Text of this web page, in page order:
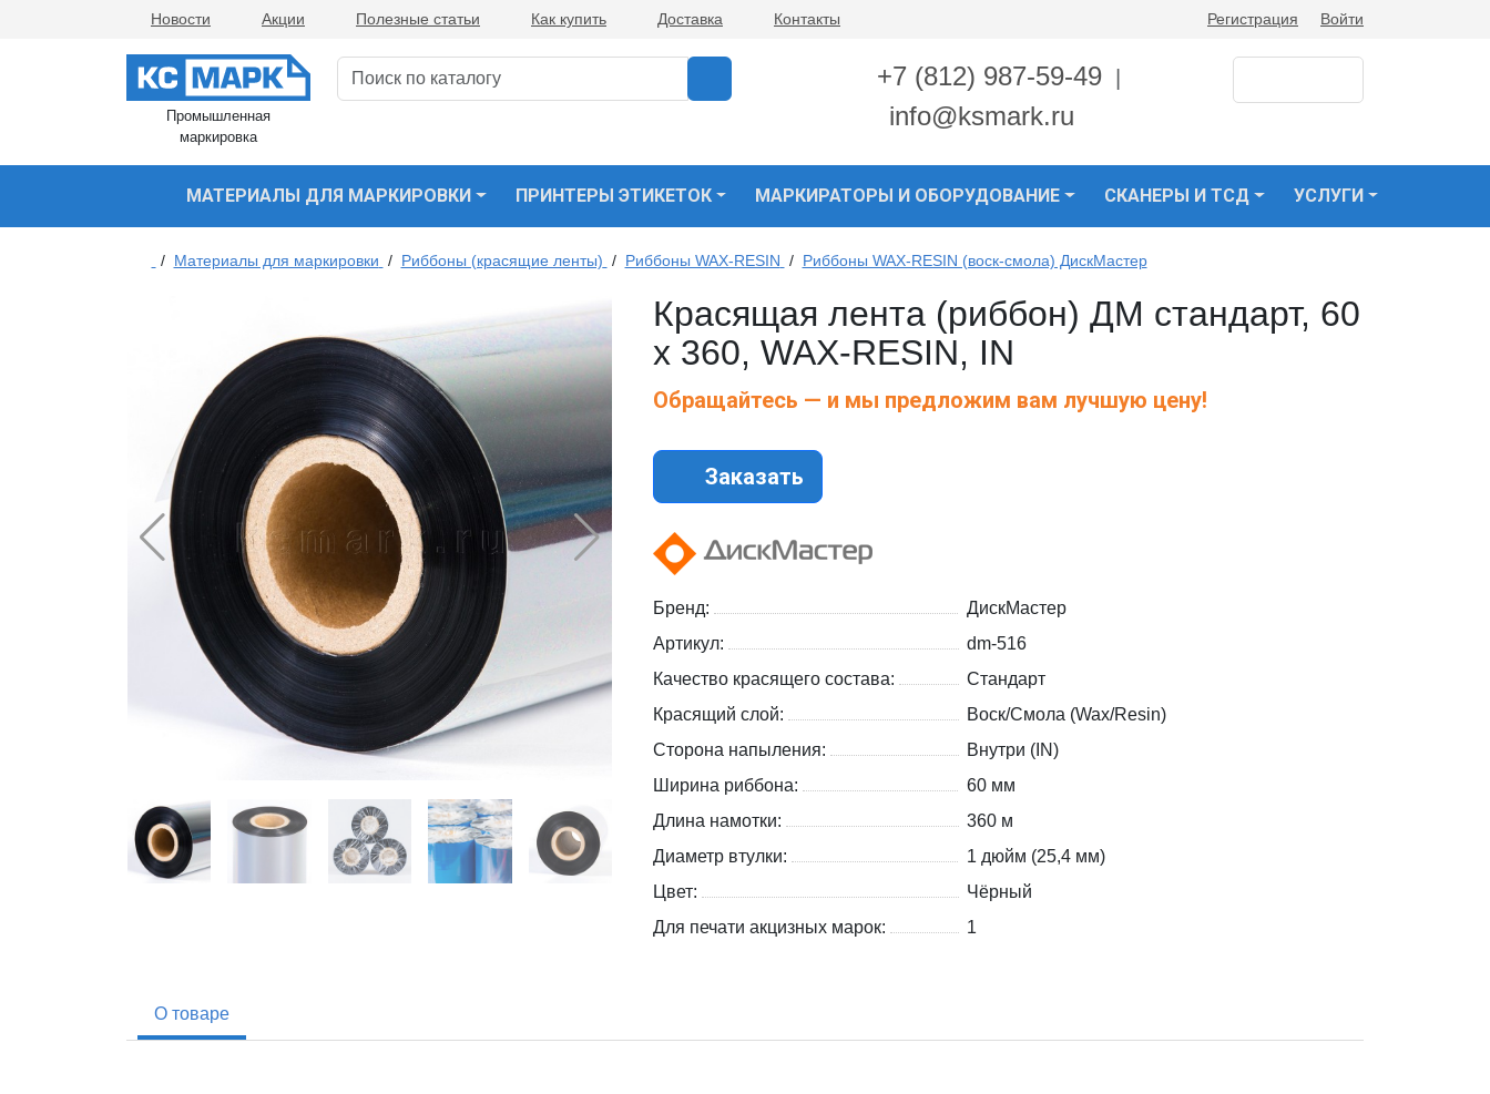
Новости Акции Полезные статьи Как купить Доставка Контакты Регистрация Войти
Промышленная
маркировка
+7 (812) 987-59-49
info@ksmark.ru
МАТЕРИАЛЫ ДЛЯ МАРКИРОВКИ ПРИНТЕРЫ ЭТИКЕТОК МАРКИРАТОРЫ И ОБОРУДОВАНИЕ СКАНЕРЫ И ТСД УСЛУГИ
/ Материалы для маркировки / Риббоны (красящие ленты) / Риббоны WAX-RESIN / Риббоны WAX-RESIN (воск-смола) ДискМастер
Красящая лента (риббон) ДМ стандарт, 60
х 360, WAX-RESIN, IN
Обращайтесь — и мы предложим вам лучшую цену!
Заказать
Бренд:
ДискМастер
Артикул:
dm-516
Качество красящего состава:
Стандарт
Красящий слой:
Воск/Смола (Wax/Resin)
Сторона напыления:
Внутри (IN)
Ширина риббона:
60 мм
Длина намотки:
360 м
Диаметр втулки:
1 дюйм (25,4 мм)
Цвет:
Чёрный
Для печати акцизных марок:
1
О товаре